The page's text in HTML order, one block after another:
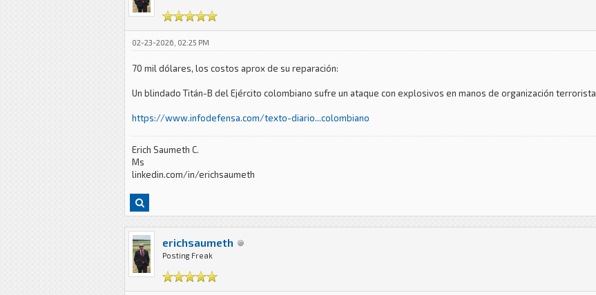
02-23-2026, 02:25 PM
70 mil dólares, los costos aprox de su reparación:
Un blindado Titán-B del Ejército colombiano sufre un ataque con explosivos en manos de organización terrorista
https://www.infodefensa.com/texto-diario...colombiano
Erich Saumeth C.
Ms
linkedin.com/in/erichsaumeth
erichsaumeth
Posting Freak